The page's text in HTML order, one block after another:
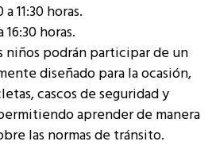
11:30 horas.
horas.
niños podrán participar de un
diseñado para la ocasión,
cascos de seguridad y
aprender de manera
las normas de tránsito.